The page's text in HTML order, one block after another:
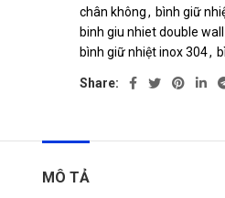
chân không, bình giữ
binh giu nhiet double
bình giữ nhiệt inox 304,
Share:
MÔ TẢ